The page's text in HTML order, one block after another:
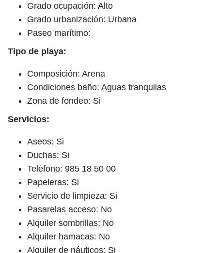
Grado ocupación: Alto
Grado urbanización: Urbana
Paseo marítimo:
Tipo de playa:
Composición: Arena
Condiciones baño: Aguas tranquilas
Zona de fondeo: Si
Servicios:
Aseos: Si
Duchas: Si
Teléfono: 985 18 50 00
Papeleras: Si
Servicio de limpieza: Si
Pasarelas acceso: No
Alquiler sombrillas: No
Alquiler hamacas: No
Alquiler de náuticos: Si